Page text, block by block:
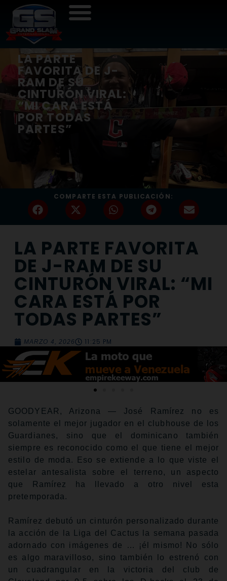
LA PARTE
FAVORITA DE J-
RAM DE SU
CINTURÓN VIRAL:
“MI CARA ESTÁ
POR TODAS
PARTES”
COMPARTE ESTA PUBLICACIÓN:
LA PARTE FAVORITA
DE J-RAM DE SU
CINTURÓN VIRAL: “MI
CARA ESTÁ POR
TODAS PARTES”
MARZO 4, 2026 11:25 PM
GOODYEAR, Arizona — José Ramírez no es
solamente el mejor jugador en el clubhouse de los
Guardianes, sino que el dominicano también
siempre es reconocido como el que tiene el mejor
estilo de moda. Eso se extiende a lo que viste el
estelar antesalista sobre el terreno, un aspecto
que Ramírez ha llevado a otro nivel esta
pretemporada.
Ramírez debutó un cinturón personalizado durante
la acción de la Liga del Cactus la semana pasada
adornado con imágenes de … ¡él mismo! No sólo
es algo maravilloso, sino también lo estrenó con
un cuadrangular en la victoria del club de